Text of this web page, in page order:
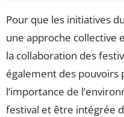
Pour que les initiatives
une approche collective
la collaboration des
également des pouvoirs
l’importance de
festival et être intégrée